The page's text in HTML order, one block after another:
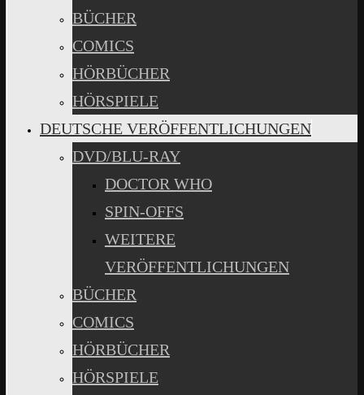
BÜCHER
COMICS
HÖRBÜCHER
HÖRSPIELE
DEUTSCHE VERÖFFENTLICHUNGEN
DVD/BLU-RAY
DOCTOR WHO
SPIN-OFFS
WEITERE
VERÖFFENTLICHUNGEN
BÜCHER
COMICS
HÖRBÜCHER
HÖRSPIELE